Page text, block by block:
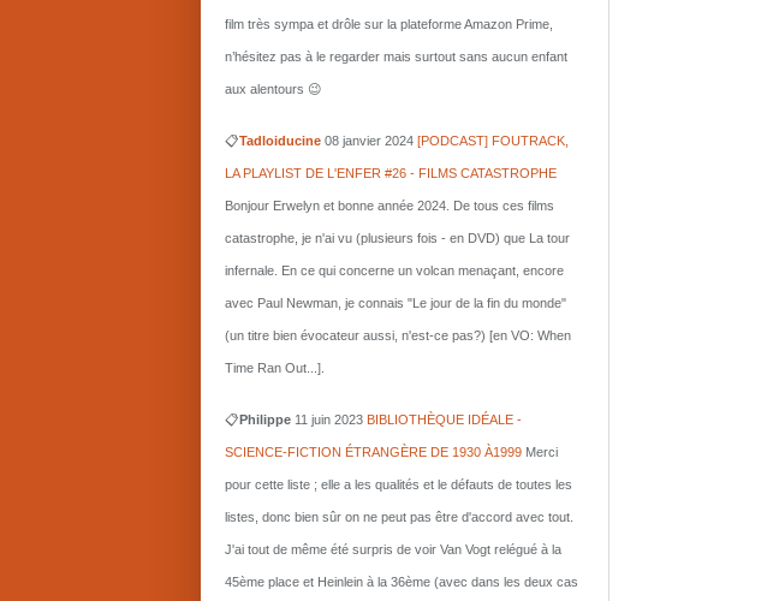
film très sympa et drôle sur la plateforme Amazon Prime,
n’hésitez pas à le regarder mais surtout sans aucun enfant
aux alentours 😉
📋Tadloiducine 08 janvier 2024 [PODCAST] FOUTRACK,
LA PLAYLIST DE L'ENFER #26 - FILMS CATASTROPHE
Bonjour Erwelyn et bonne année 2024. De tous ces films
catastrophe, je n'ai vu (plusieurs fois - en DVD) que La tour
infernale. En ce qui concerne un volcan menaçant, encore
avec Paul Newman, je connais "Le jour de la fin du monde"
(un titre bien évocateur aussi, n'est-ce pas?) [en VO: When
Time Ran Out...].
📋Philippe 11 juin 2023 BIBLIOTHÈQUE IDÉALE -
SCIENCE-FICTION ÉTRANGÈRE DE 1930 À1999 Merci
pour cette liste ; elle a les qualités et le défauts de toutes les
listes, donc bien sûr on ne peut pas être d'accord avec tout.
J'ai tout de même été surpris de voir Van Vogt relégué à la
45ème place et Heinlein à la 36ème (avec dans les deux cas